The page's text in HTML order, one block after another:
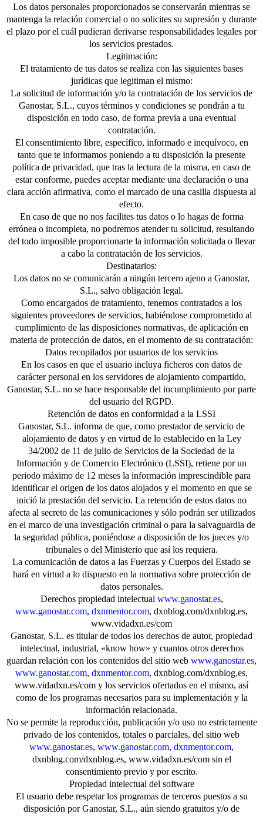
Los datos personales proporcionados se conservarán mientras se
mantenga la relación comercial o no solicites su supresión y durante
el plazo por el cuál pudieran derivarse responsabilidades legales por
los servicios prestados.
Legitimación:
El tratamiento de tus datos se realiza con las siguientes bases
jurídicas que legitiman el mismo:
La solicitud de información y/o la contratación de los servicios de
Ganostar, S.L., cuyos términos y condiciones se pondrán a tu
disposición en todo caso, de forma previa a una eventual
contratación.
El consentimiento libre, específico, informado e inequívoco, en
tanto que te informamos poniendo a tu disposición la presente
política de privacidad, que tras la lectura de la misma, en caso de
estar conforme, puedes aceptar mediante una declaración o una
clara acción afirmativa, como el marcado de una casilla dispuesta al
efecto.
En caso de que no nos facilites tus datos o lo hagas de forma
errónea o incompleta, no podremos atender tu solicitud, resultando
del todo imposible proporcionarte la información solicitada o llevar
a cabo la contratación de los servicios.
Destinatarios:
Los datos no se comunicarán a ningún tercero ajeno a Ganostar,
S.L., salvo obligación legal.
Como encargados de tratamiento, tenemos contratados a los
siguientes proveedores de servicios, habiéndose comprometido al
cumplimiento de las disposiciones normativas, de aplicación en
materia de protección de datos, en el momento de su contratación:
Datos recopilados por usuarios de los servicios
En los casos en que el usuario incluya ficheros con datos de
carácter personal en los servidores de alojamiento compartido,
Ganostar, S.L. no se hace responsable del incumplimiento por parte
del usuario del RGPD.
Retención de datos en conformidad a la LSSI
Ganostar, S.L. informa de que, como prestador de servicio de
alojamiento de datos y en virtud de lo establecido en la Ley
34/2002 de 11 de julio de Servicios de la Sociedad de la
Información y de Comercio Electrónico (LSSI), retiene por un
periodo máximo de 12 meses la información imprescindible para
identificar el origen de los datos alojados y el momento en que se
inició la prestación del servicio. La retención de estos datos no
afecta al secreto de las comunicaciones y sólo podrán ser utilizados
en el marco de una investigación criminal o para la salvaguardia de
la seguridad pública, poniéndose a disposición de los jueces y/o
tribunales o del Ministerio que así los requiera.
La comunicación de datos a las Fuerzas y Cuerpos del Estado se
hará en virtud a lo dispuesto en la normativa sobre protección de
datos personales.
Derechos propiedad intelectual www.ganostar.es,
www.ganostar.com, dxnmentor.com, dxnblog.com/dxnblog.es,
www.vidadxn.es/com
Ganostar, S.L. es titular de todos los derechos de autor, propiedad
intelectual, industrial, «know how» y cuantos otros derechos
guardan relación con los contenidos del sitio web www.ganostar.es,
www.ganostar.com, dxnmentor.com, dxnblog.com/dxnblog.es,
www.vidadxn.es/com y los servicios ofertados en el mismo, así
como de los programas necesarios para su implementación y la
información relacionada.
No se permite la reproducción, publicación y/o uso no estrictamente
privado de los contenidos, totales o parciales, del sitio web
www.ganostar.es, www.ganostar.com, dxnmentor.com,
dxnblog.com/dxnblog.es, www.vidadxn.es/com sin el
consentimiento previo y por escrito.
Propiedad intelectual del software
El usuario debe respetar los programas de terceros puestos a su
disposición por Ganostar, S.L., aún siendo gratuitos y/o de